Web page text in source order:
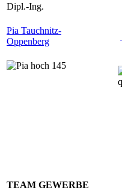
Dipl.-Ing.
Pia Tauchnitz-
Oppenberg
TEAM GEWERBE